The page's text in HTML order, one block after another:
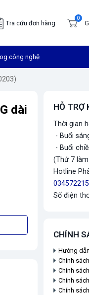
Tra cứu đơn hàng
0
công nghệ
dài
HỖ TRỢ
Thời gian
- Buổi
- Buổi
(Thứ 7
Hotline
Số điện
CHÍNH
Hướng
Chính
Chính
Chính
Chính